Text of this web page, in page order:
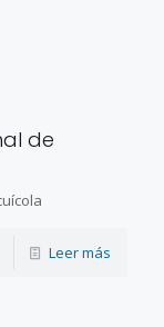
de
Leer más